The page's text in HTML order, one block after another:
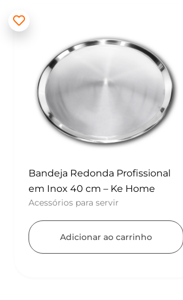
Bandeja Redonda Profissional
em Inox 40 cm – Ke Home
Acessórios para servir
Adicionar ao carrinho